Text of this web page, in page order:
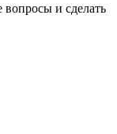
и сделать